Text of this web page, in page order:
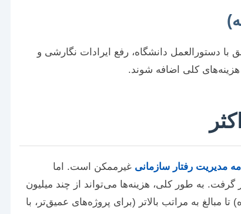
دستورالعمل دانشگاه، رفع ایرادات نگارشی و
هزینه‌های کلی اضافه شوند.
مدیریت رفتار سازمانی غیرممکن است. اما
به طور کلی، هزینه‌ها می‌تواند از چند میلیون
مبالغ به مراتب بالاتر (برای پروژه‌های عمیق‌تر، با